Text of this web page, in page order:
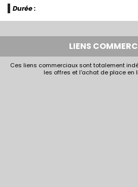
Durée :
LIENS
Ces liens commerciaux sont totalement
les offres et l'achat de place en